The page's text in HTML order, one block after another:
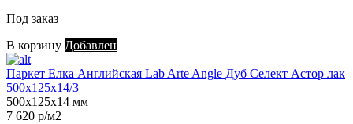
Под заказ
В корзину Добавлен
Паркет Елка Английская Lab Arte Angle Дуб Селект Астор лак
500х125х14/3
500х125х14 мм
7 620 р/м2